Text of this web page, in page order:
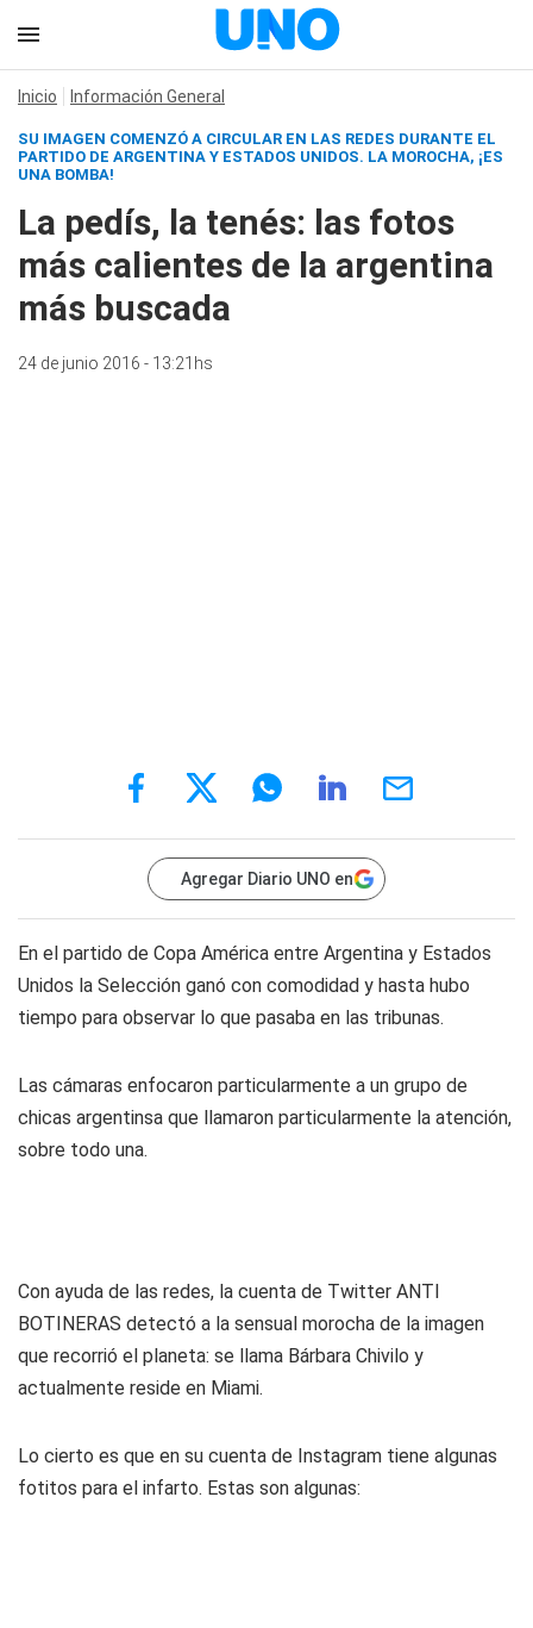
Inicio Información General
SU IMAGEN COMENZÓ A CIRCULAR EN LAS REDES DURANTE EL
PARTIDO DE ARGENTINA Y ESTADOS UNIDOS. LA MOROCHA, ¡ES
UNA BOMBA!
La pedís, la tenés: las fotos
más calientes de la argentina
más buscada
24 de junio 2016 - 13:21hs
Agregar Diario UNO en
En el partido de Copa América entre Argentina y Estados
Unidos la Selección ganó con comodidad y hasta hubo
tiempo para observar lo que pasaba en las tribunas.
Las cámaras enfocaron particularmente a un grupo de
chicas argentinsa que llamaron particularmente la atención,
sobre todo una.
Con ayuda de las redes, la cuenta de Twitter ANTI
BOTINERAS detectó a la sensual morocha de la imagen
que recorrió el planeta: se llama Bárbara Chivilo y
actualmente reside en Miami.
Lo cierto es que en su cuenta de Instagram tiene algunas
fotitos para el infarto. Estas son algunas: